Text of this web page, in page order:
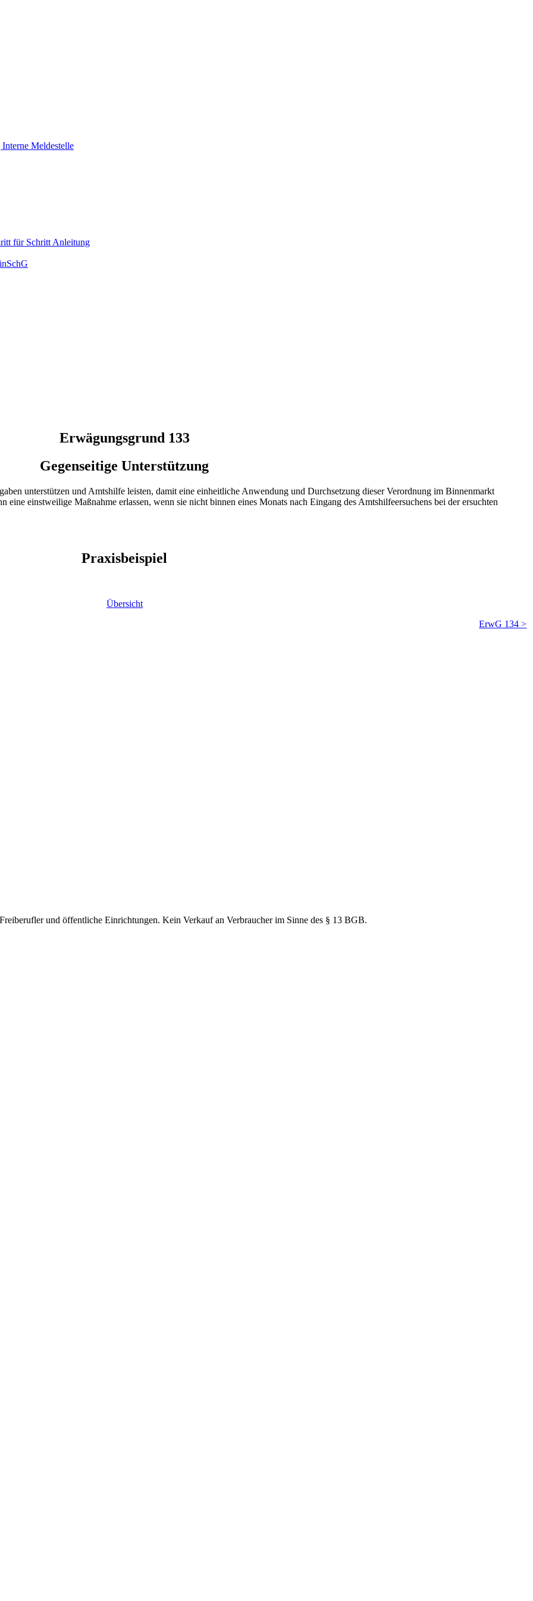
Meldestelle
für Schritt Anleitung
Erwägungsgrund 133
Gegenseitige Unterstützung
unterstützen und Amtshilfe leisten, damit eine einheitliche Anwendung und Durchsetzung dieser Verordnung im Binnenmarkt
einstweilige Maßnahme erlassen, wenn sie nicht binnen eines Monats nach Eingang des Amtshilfeersuchens bei der ersuchten
Praxisbeispiel
Übersicht
ErwG 134 >
und öffentliche Einrichtungen. Kein Verkauf an Verbraucher im Sinne des § 13 BGB.